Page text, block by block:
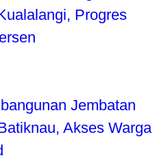
Progres
Jembatan
Akses Warga